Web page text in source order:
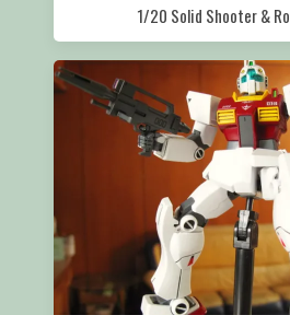
1/20 Solid Shooter &